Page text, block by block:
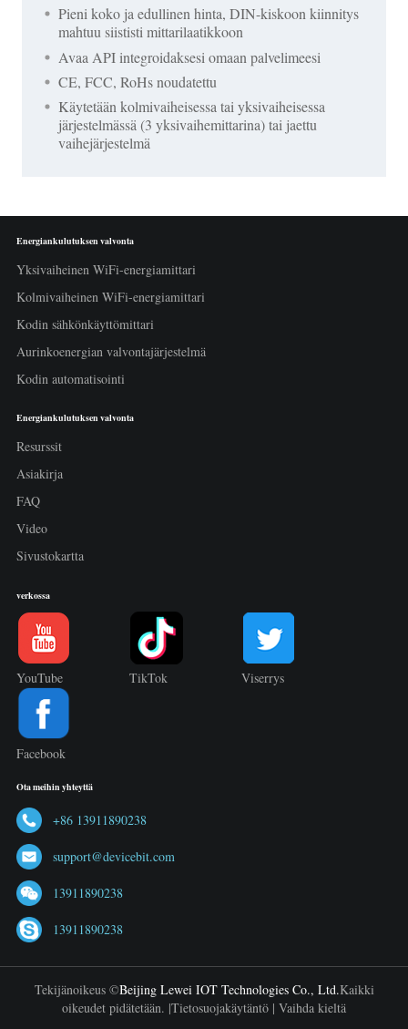
Pieni koko ja edullinen hinta, DIN-kiskoon kiinnitys
mahtuu siististi mittarilaatikkoon
Avaa API integroidaksesi omaan palvelimeesi
CE, FCC, RoHs noudatettu
Käytetään kolmivaiheisessa tai yksivaiheisessa
järjestelmässä (3 yksivaihemittarina) tai jaettu
vaihejärjestelmä
Energiankulutuksen valvonta
Yksivaiheinen WiFi-energiamittari
Kolmivaiheinen WiFi-energiamittari
Kodin sähkönkäyttömittari
Aurinkoenergian valvontajärjestelmä
Kodin automatisointi
Energiankulutuksen valvonta
Resurssit
Asiakirja
FAQ
Video
Sivustokartta
verkossa
YouTube TikTok Viserrys
Facebook
Ota meihin yhteyttä
+86 13911890238
support@devicebit.com
13911890238
13911890238
Tekijänoikeus ©Beijing Lewei IOT Technologies Co., Ltd.Kaikki
oikeudet pidätetään. |Tietosuojakäytäntö | Vaihda kieltä